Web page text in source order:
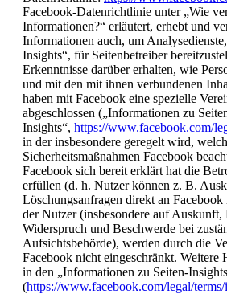
Facebook-Datenrichtlinie unter „Wie
Informationen?“ erläutert, erhebt und
Informationen auch, um
Insights“, für Seitenbetreiber
Erkenntnisse darüber erhalten, wie
und mit den mit ihnen verbundenen
haben mit Facebook eine spezielle
abgeschlossen („Informationen zu
Insights“, https://www.facebook.com/
in der insbesondere geregelt wird,
Sicherheitsmaßnahmen Facebook
Facebook sich bereit erklärt hat die
erfüllen (d. h. Nutzer können z. B.
Löschungsanfragen direkt an
der Nutzer (insbesondere auf Auskunft,
Widerspruch und Beschwerde bei
Aufsichtsbehörde), werden durch die
Facebook nicht eingeschränkt. Weitere
in den „Informationen zu Seiten-
(https://www.facebook.com/legal/